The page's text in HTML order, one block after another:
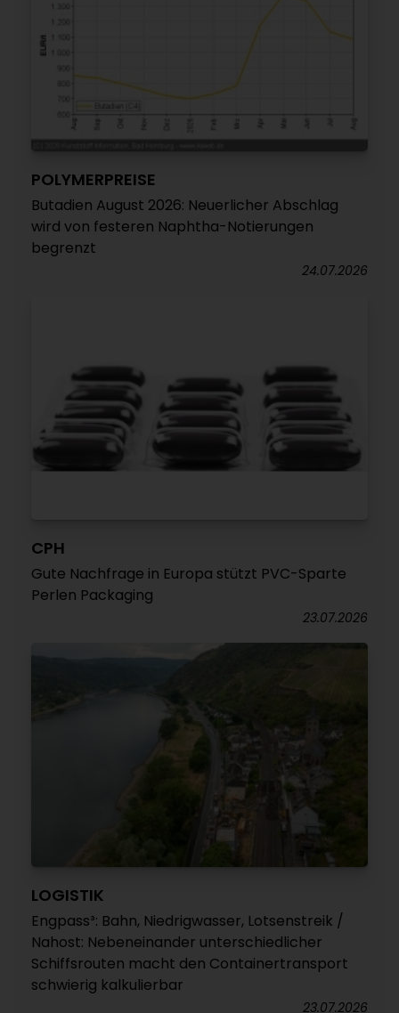
POLYMERPREISE
Butadien August 2026: Neuerlicher Abschlag
wird von festeren Naphtha-Notierungen
begrenzt
24.07.2026
CPH
Gute Nachfrage in Europa stützt PVC-Sparte
Perlen Packaging
23.07.2026
LOGISTIK
Engpass³: Bahn, Niedrigwasser, Lotsenstreik /
Nahost: Nebeneinander unterschiedlicher
Schiffsrouten macht den Containertransport
schwierig kalkulierbar
23.07.2026